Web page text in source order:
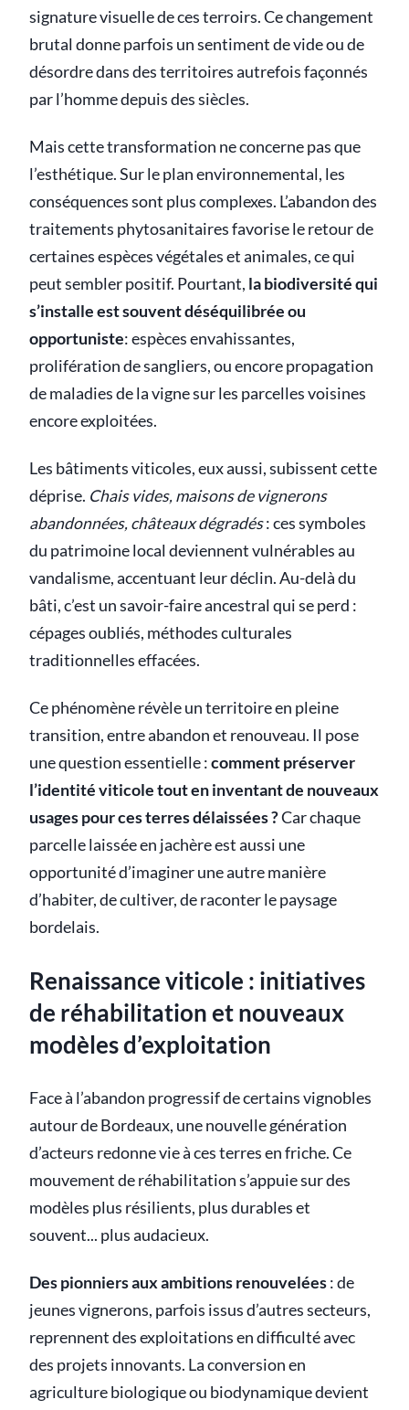
signature visuelle de ces terroirs. Ce changement
brutal donne parfois un sentiment de vide ou de
désordre dans des territoires autrefois façonnés
par l’homme depuis des siècles.
Mais cette transformation ne concerne pas que
l’esthétique. Sur le plan environnemental, les
conséquences sont plus complexes. L’abandon des
traitements phytosanitaires favorise le retour de
certaines espèces végétales et animales, ce qui
peut sembler positif. Pourtant, la biodiversité qui
s’installe est souvent déséquilibrée ou
opportuniste: espèces envahissantes,
prolifération de sangliers, ou encore propagation
de maladies de la vigne sur les parcelles voisines
encore exploitées.
Les bâtiments viticoles, eux aussi, subissent cette
déprise. Chais vides, maisons de vignerons
abandonnées, châteaux dégradés: ces symboles
du patrimoine local deviennent vulnérables au
vandalisme, accentuant leur déclin. Au-delà du
bâti, c’est un savoir-faire ancestral qui se perd :
cépages oubliés, méthodes culturales
traditionnelles effacées.
Ce phénomène révèle un territoire en pleine
transition, entre abandon et renouveau. Il pose
une question essentielle :comment préserver
l’identité viticole tout en inventant de nouveaux
usages pour ces terres délaissées ?Car chaque
parcelle laissée en jachère est aussi une
opportunité d’imaginer une autre manière
d’habiter, de cultiver, de raconter le paysage
bordelais.
Renaissance viticole : initiatives
de réhabilitation et nouveaux
modèles d’exploitation
Face à l’abandon progressif de certains vignobles
autour de Bordeaux, une nouvelle génération
d’acteurs redonne vie à ces terres en friche. Ce
mouvement de réhabilitation s’appuie sur des
modèles plus résilients, plus durables et
souvent... plus audacieux.
Des pionniers aux ambitions renouvelées: de
jeunes vignerons, parfois issus d’autres secteurs,
reprennent des exploitations en difficulté avec
des projets innovants. La conversion en
agriculture biologique ou biodynamique devient